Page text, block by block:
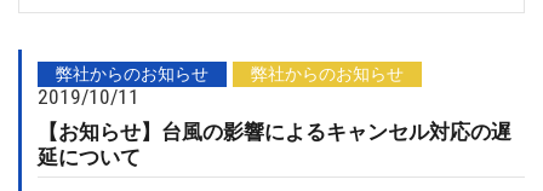
弊社からのお知らせ 弊社からのお知らせ
2019/10/11
【お知らせ】台風の影響によるキャンセル対応の遅
延について